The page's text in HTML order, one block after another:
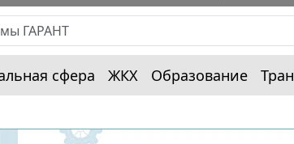
сфера ЖКХ Образование